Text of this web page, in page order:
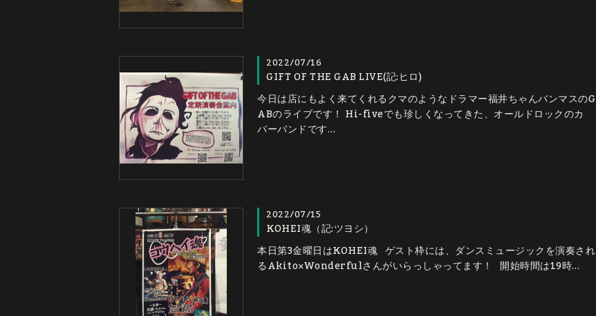
2022/07/16
GIFT OF THE GAB LIVE(記:ヒロ)
今日は店にもよく来てくれるクマのようなドラマー福井ちゃんバンマスのG
ABのライブです！ Hi-fiveでも珍しくなってきた、オールドロックのカ
バーバンドです…
2022/07/15
KOHEI魂（記:ツヨシ）
本日第3金曜日はKOHEI魂 ゲスト枠には、ダンスミュージックを演奏され
るAkito×Wonderfulさんがいらっしゃってます！ 開始時間は19時…